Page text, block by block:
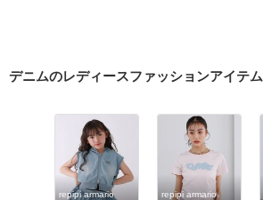
デニムのレディースファッションアイテム
repipi armario
repipi armario